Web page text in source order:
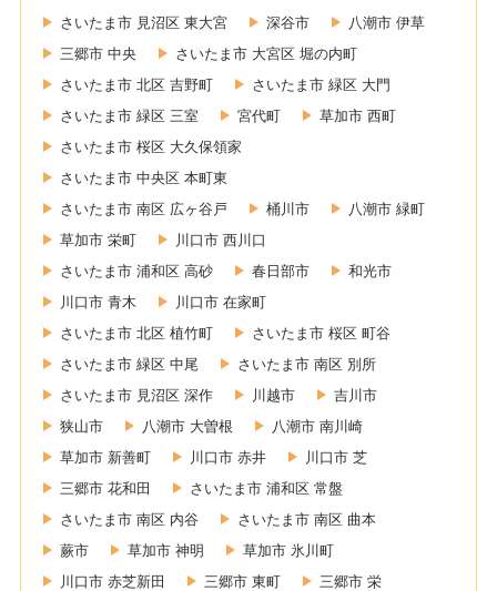
さいたま市 見沼区 東大宮 深谷市
八潮市 伊草
三郷市 中央
さいたま市 大宮区 堀の内町
さいたま市 北区 吉野町
さいたま市 緑区 大門
さいたま市 緑区 三室
宮代町
草加市 西町
さいたま市 桜区 大久保領家
さいたま市 中央区 本町東
さいたま市 南区 広ヶ谷戸
桶川市
八潮市 緑町
草加市 栄町
川口市 西川口
さいたま市 浦和区 高砂
春日部市
和光市
川口市 青木
川口市 在家町
さいたま市 北区 植竹町
さいたま市 桜区 町谷
さいたま市 緑区 中尾
さいたま市 南区 別所
さいたま市 見沼区 深作
川越市
吉川市
狭山市
八潮市 大曽根
八潮市 南川崎
草加市 新善町
川口市 赤井
川口市 芝
三郷市 花和田
さいたま市 浦和区 常盤
さいたま市 南区 内谷
さいたま市 南区 曲本
蕨市
草加市 神明
草加市 氷川町
川口市 赤芝新田
三郷市 東町
三郷市 栄